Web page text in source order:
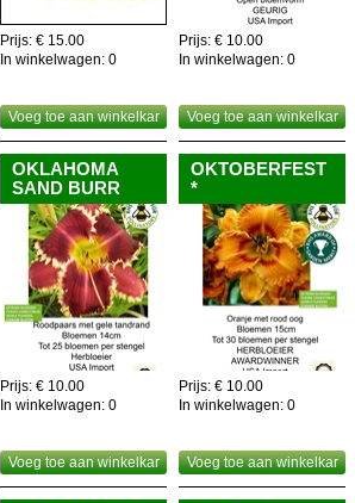
Nuttig om weten,de gehele plant is eetbaar,dus
recyclage!
Prijs: € 15.00
In winkelwagen: 0
Voeg toe aan winkelkar
Prijs: € 10.00
In winkelwagen: 0
Voeg toe aan winkelkar
OKLAHOMA
SAND BURR
Prijs: € 10.00
In winkelwagen: 0
Voeg toe aan winkelkar
OKTOBERFEST
*
Prijs: € 10.00
In winkelwagen: 0
Voeg toe aan winkelkar